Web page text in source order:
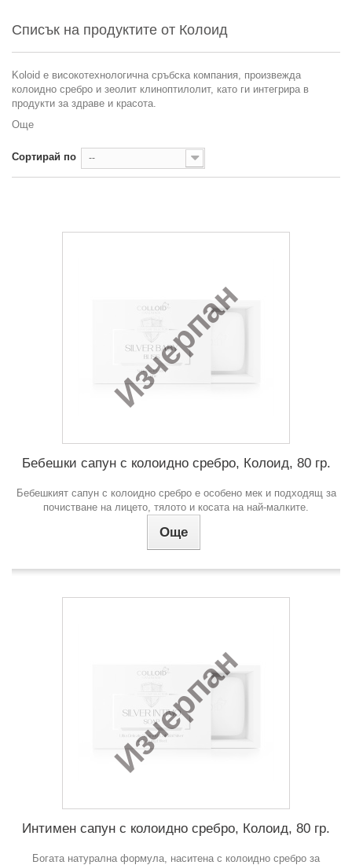
Списък на продуктите от Колоид
Koloid e високотехнологична сръбска компания, произвежда
колоидно сребро и зеолит клиноптилолит, като ги интегрира в
продукти за здраве и красота.
Още
Сортирай по --
Изчерпан
Бебешки сапун с колоидно сребро, Колоид, 80 гр.
Бебешкият сапун с колоидно сребро е особено мек и подходящ за
почистване на лицето, тялото и косата на най-малките.
Още
Изчерпан
Интимен сапун с колоидно сребро, Колоид, 80 гр.
Богата натурална формула, наситена с колоидно сребро за